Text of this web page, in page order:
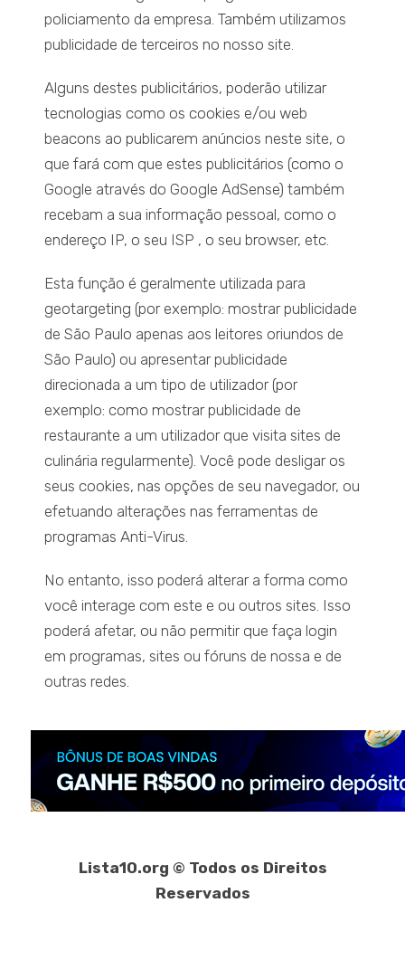
policiamento da empresa. Também utilizamos
publicidade de terceiros no nosso site.
Alguns destes publicitários, poderão utilizar
tecnologias como os cookies e/ou web
beacons ao publicarem anúncios neste site, o
que fará com que estes publicitários (como o
Google através do Google AdSense) também
recebam a sua informação pessoal, como o
endereço IP, o seu ISP , o seu browser, etc.
Esta função é geralmente utilizada para
geotargeting (por exemplo: mostrar publicidade
de São Paulo apenas aos leitores oriundos de
São Paulo) ou apresentar publicidade
direcionada a um tipo de utilizador (por
exemplo: como mostrar publicidade de
restaurante a um utilizador que visita sites de
culinária regularmente). Você pode desligar os
seus cookies, nas opções de seu navegador, ou
efetuando alterações nas ferramentas de
programas Anti-Virus.
No entanto, isso poderá alterar a forma como
você interage com este e ou outros sites. Isso
poderá afetar, ou não permitir que faça login
em programas, sites ou fóruns de nossa e de
outras redes.
Lista10.org © Todos os Direitos
Reservados